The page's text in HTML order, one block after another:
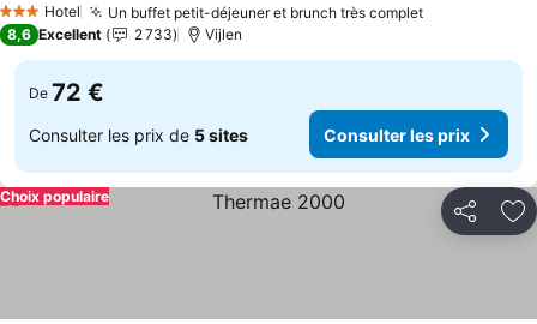
3 ÉtoilesHotel Un buffet petit-déjeuner et brunch très completConsulter
8,6 Excellent 2 733 Vijlen
De 72 €
Consulter les prix de 5 sites Consulter les prix
Partager
Choix populaire